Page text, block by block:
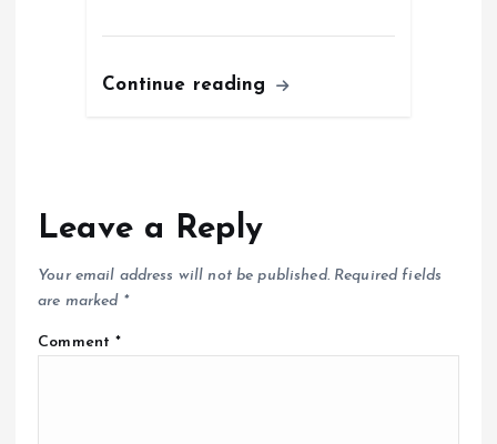
Continue reading
Leave a Reply
Your email address will not be published. Required fields
are marked *
Comment*